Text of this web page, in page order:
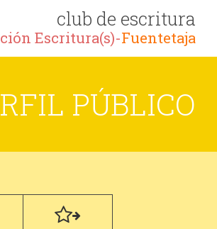
club de escritura
Escritura(s)-Fuentetaja
PÚBLICO